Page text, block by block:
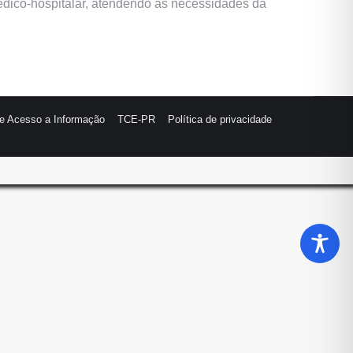
hospitalar, atendendo as necessidades da
Acesso a Informação TCE-PR
Política de privacidade